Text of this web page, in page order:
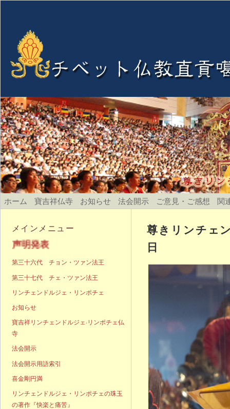
ホーム 寶吉祥仏寺 お知らせ 法会開示 ご意見・ご感想 関
尊きリンチェ
日
メインメニュー
表
第三十六代 チョン・ツァン法王
第三十七代 チェ・ツァン法王
リンチェンドルジェ・リンポチェ
お知らせ
寶吉祥リンチェンドルジェ·リンポチェ仏
寺
法会開示
法会開示用語索引
喜金剛円満
リンチェンドルジェ・リンポチェの珠玉
の著作『快楽と痛苦』